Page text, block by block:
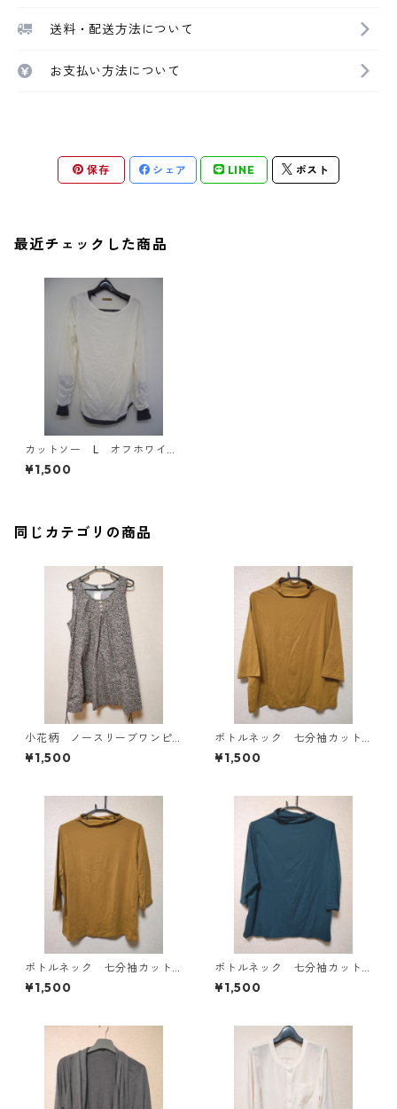
送料・配送方法について
お支払い方法について
保存 シェア LINE ポスト
最近チェックした商品
カットソー L オフホワイ
ト IY-3926
¥1,500
同じカテゴリの商品
小花柄 ノースリーブワンピ
ース ４Ｌ ブラック KAE-
4819
¥1,500
ボトルネック 七分袖カット
ソー ４Ｌ マスタード KA
E-4818
¥1,500
ボトルネック 七分袖カット
ソー ４Ｌ マスタード KA
E-4816
¥1,500
ボトルネック 七分袖カット
ソー ４Ｌ ティールグリー
ン KAE-4815
¥1,500